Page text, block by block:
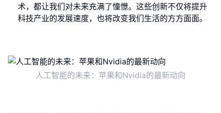
术，都让我们对未来充满了憧憬。这些创新不仅将提升
科技产业的发展速度，也将改变我们生活的方方面面。
人工智能的未来：苹果和Nvidia的最新动向